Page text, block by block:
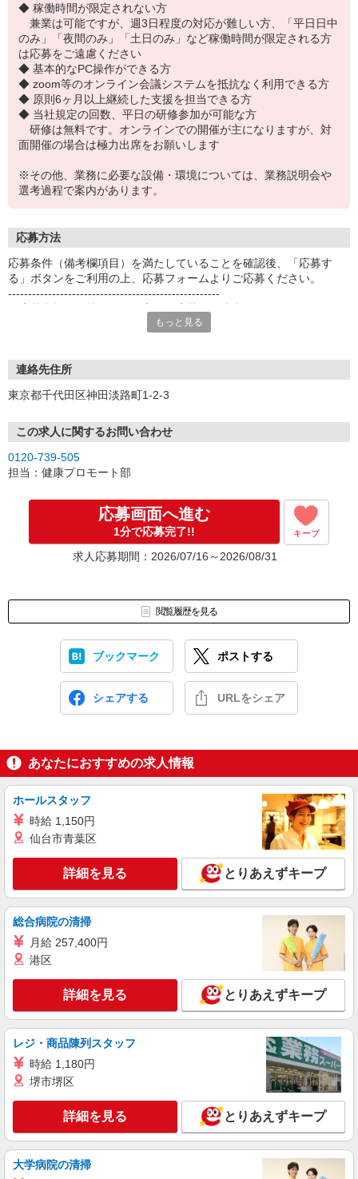
◆ 稼働時間が限定されない方
兼業は可能ですが、週3日程度の対応が難しい方、「平日日中
のみ」「夜間のみ」「土日のみ」など稼働時間が限定される方
は応募をご遠慮ください
◆ 基本的なPC操作ができる方
◆ zoom等のオンライン会議システムを抵抗なく利用できる方
◆ 原則6ヶ月以上継続した支援を担当できる方
◆ 当社規定の回数、平日の研修参加が可能な方
研修は無料です。オンラインでの開催が主になりますが、対
面開催の場合は極力出席をお願いします
※その他、業務に必要な設備・環境については、業務説明会や
選考過程で案内があります。
応募方法
応募条件（備考欄項目）を満たしていることを確認後、「応募す
る」ボタンをご利用の上、応募フォームよりご応募ください。
-----------------------------------------------------
-----------------------------------------------------
[1]応募ボタンよりエントリー
のご説明
[4]Web面接（PC・スマートフォンによるオンライン面接）
[5]保健指導相談員登録
[6]新人研修（オンライン研修や集合・個別研修、自己学習）
[7]お仕事開始
もっと見る
連絡先住所
東京都千代田区神田淡路町1-2-3
この求人に関するお問い合わせ
0120-739-505
担当：健康プロモート部
応募画面へ進む
1分で応募完了!! キープ
求人応募期間：2026/07/16～2026/08/31
閲覧履歴を見る
ブックマーク ポストする
シェアする URLをシェア
あなたにおすすめの求人情報
ホールスタッフ
時給 1,150円
仙台市青葉区
詳細を見る とりあえずキープ
総合病院の清掃
月給 257,400円
港区
詳細を見る とりあえずキープ
レジ・商品陳列スタッフ
時給 1,180円
堺市堺区
詳細を見る とりあえずキープ
大学病院の清掃